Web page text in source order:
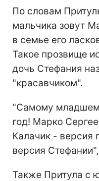
По словам
мальчика зовут
в семье его
Такое прозвище
дочь Стефания
"красавчиком".
"Самому
год! Марко
Калачик - версия
версия
Также Притула с